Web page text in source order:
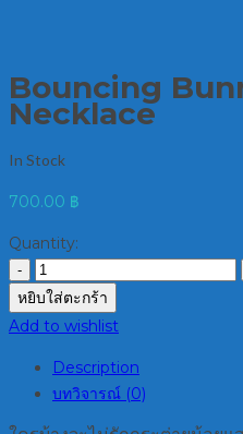
Bouncing
Necklace
In Stock
700.00 ฿
Quantity:
หยิบใส่ตะกร้า
Add to wishlist
Description
บทวิจารณ์ (0)